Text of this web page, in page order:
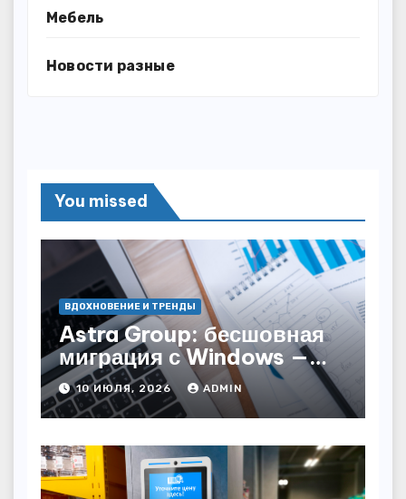
Мебель
Новости разные
You missed
ВДОХНОВЕНИЕ И ТРЕНДЫ
Astra Group: бесшовная
миграция с Windows —
как сохранить бизнес-
непрерывность
10 ИЮЛЯ, 2026 ADMIN